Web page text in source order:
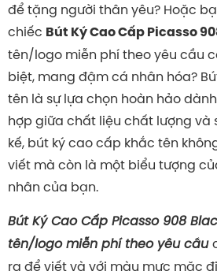
để tặng người thân yêu? Hoặc
chiếc Bút Ký Cao Cấp Picasso
tên/logo miễn phí theo yêu cầu
biệt, mang đậm cá nhân hóa?
tên là sự lựa chọn hoàn hảo
hợp giữa chất liệu chất lượng và
kế, bút ký cao cấp khắc tên
viết mà còn là một biểu tượng
nhân của bạn.
Bút Ký Cao Cấp Picasso 908
tên/logo miễn phí theo yêu cầu
ra để viết và với màu mực mặc